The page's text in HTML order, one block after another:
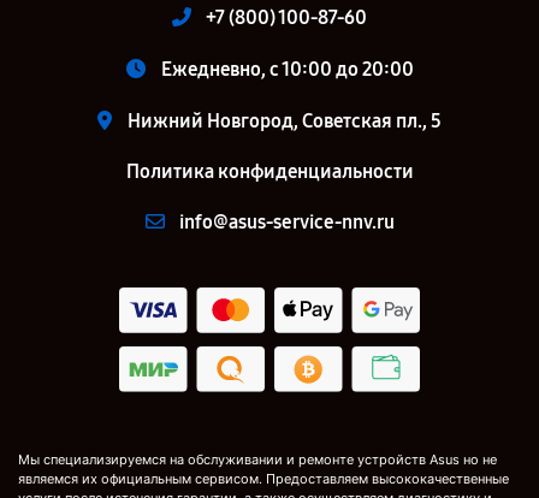
+7 (800) 100-87-60
Ежедневно, с 10:00 до 20:00
Нижний Новгород, Советская пл., 5
Политика конфиденциальности
info@asus-service-nnv.ru
Мы специализируемся на обслуживании и ремонте устройств Asus но не
являемся их официальным сервисом. Предоставляем высококачественные